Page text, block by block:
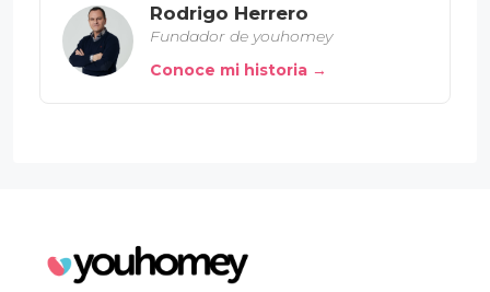
Rodrigo Herrero
Fundador de youhomey
Conoce mi historia →